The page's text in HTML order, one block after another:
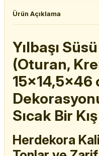
Ürün Açıklama
Yılbaşı
(Oturan,
15x14,5x46
Sıcak Bir
Herdekora